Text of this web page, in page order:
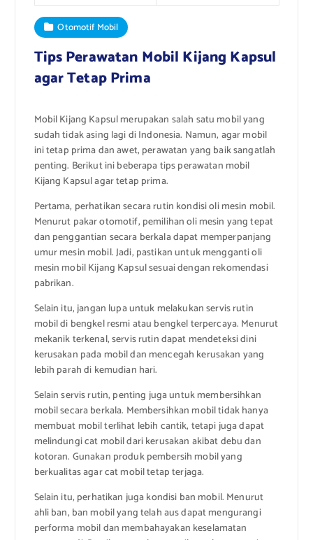
Otomotif Mobil
Tips Perawatan Mobil Kijang Kapsul
agar Tetap Prima
Mobil Kijang Kapsul merupakan salah satu mobil yang
sudah tidak asing lagi di Indonesia. Namun, agar mobil
ini tetap prima dan awet, perawatan yang baik sangatlah
penting. Berikut ini beberapa tips perawatan mobil
Kijang Kapsul agar tetap prima.
Pertama, perhatikan secara rutin kondisi oli mesin mobil.
Menurut pakar otomotif, pemilihan oli mesin yang tepat
dan penggantian secara berkala dapat memperpanjang
umur mesin mobil. Jadi, pastikan untuk mengganti oli
mesin mobil Kijang Kapsul sesuai dengan rekomendasi
pabrikan.
Selain itu, jangan lupa untuk melakukan servis rutin
mobil di bengkel resmi atau bengkel terpercaya. Menurut
mekanik terkenal, servis rutin dapat mendeteksi dini
kerusakan pada mobil dan mencegah kerusakan yang
lebih parah di kemudian hari.
Selain servis rutin, penting juga untuk membersihkan
mobil secara berkala. Membersihkan mobil tidak hanya
membuat mobil terlihat lebih cantik, tetapi juga dapat
melindungi cat mobil dari kerusakan akibat debu dan
kotoran. Gunakan produk pembersih mobil yang
berkualitas agar cat mobil tetap terjaga.
Selain itu, perhatikan juga kondisi ban mobil. Menurut
ahli ban, ban mobil yang telah aus dapat mengurangi
performa mobil dan membahayakan keselamatan